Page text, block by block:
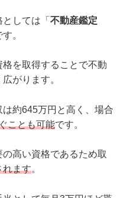
しては「 不動産鑑定
す。
を取得することで不動
がります。
約645万円と高く、場合
ことも可能です。
高い資格であるため取
れます。